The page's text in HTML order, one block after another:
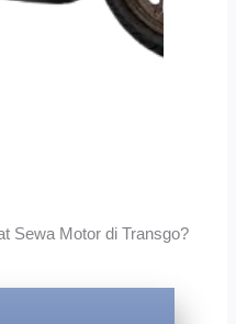
Sewa Motor di Transgo?